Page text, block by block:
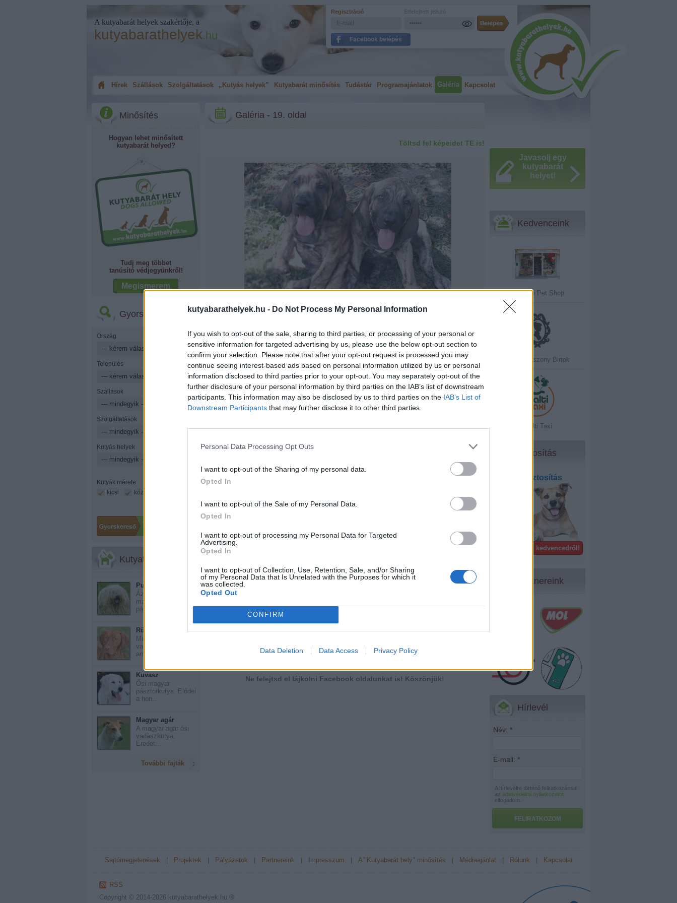
kutyabarathelyek.hu - Do Not Process My Personal Information
If you wish to opt-out of the sale, sharing to third parties, or processing of your personal or
sensitive information for targeted advertising by us, please use the below opt-out section to
confirm your selection. Please note that after your opt-out request is processed you may
continue seeing interest-based ads based on personal information utilized by us or personal
information disclosed to third parties prior to your opt-out. You may separately opt-out of the
further disclosure of your personal information by third parties on the IAB’s list of downstream
participants. This information may also be disclosed by us to third parties on the IAB’s List of
Downstream Participants that may further disclose it to other third parties.
Personal Data Processing Opt Outs
I want to opt-out of the Sharing of my personal data.
Opted In
I want to opt-out of the Sale of my Personal Data.
Opted In
I want to opt-out of processing my Personal Data for Targeted
Advertising.
Opted In
I want to opt-out of Collection, Use, Retention, Sale, and/or Sharing
of my Personal Data that Is Unrelated with the Purposes for which it
was collected.
Opted Out
CONFIRM
Data Deletion Data Access Privacy Policy
A kutyabarát helyek szakértője, a
kutyabarathelyek.hu
Regisztráció
Facebook belépés
Hírek Szállások Szolgáltatások „Kutyás helyek” Kutyabarát minősítés Tudástár Programajánlatok Galéria Kapcsolat
Minősítés
Hogyan lehet minősített
kutyabarát helyed?
Tudj meg többet
tanúsító védjegyünkről!
Megismerem
Gyorskereső
Ország
Település
Szállások
Szolgáltatások
Kutyás helyek
Kutyák mérete
kicsi
közepes
Kutyatár
Puli
Ázsiai eredetű
magyar terelő
pásztork...
Rövidszőrű...
Mindenes
vadászkutya,
amelyet elsősor...
Kuvasz
Ősi magyar
pásztorkutya. Elődei
a hon...
Magyar agár
A magyar agár ősi
vadászkutya.
Eredet...
További fajták
Galéria - 19. oldal
Töltsd fel képeidet TE is!
Ne felejtsd el lájkolni Facebook oldalunkat is! Köszönjük!
Javasolj egy
kutyabarát
helyet!
Kedvenceink
Coccole Pet Shop
Hercegasszony Birtok
Walti Taxi
Biztosítás
Kisállat biztosítás
Gondoskodj kedvencedről!
Partnereink
Hírlevél
Név: *
E-mail: *
A hírlevélre történő feliratkozással
az adatvédelmi nyilatkozatot
elfogadom.
FELIRATKOZOM
Sajtómegjelenések Projektek Pályázatok Partnereink Impresszum A "Kutyabarát hely" minősítés Médiaajánlat| Rólunk Kapcsolat
RSS
Copyright © 2014-2026 kutyabarathelyek.hu ®